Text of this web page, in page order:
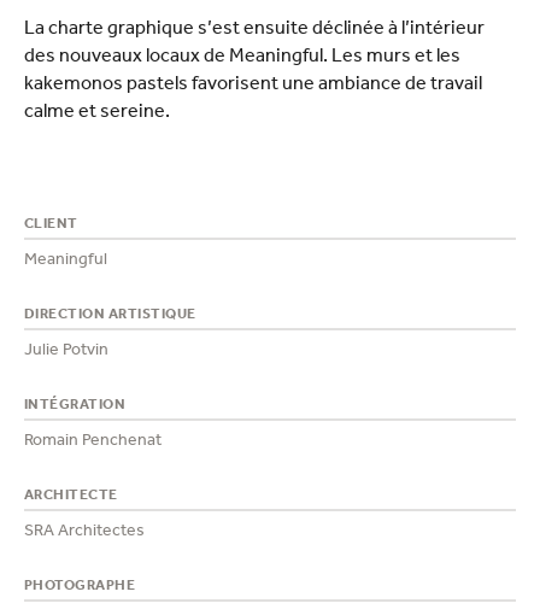
La charte graphique s’est ensuite déclinée à l’intérieur
des nouveaux locaux de Meaningful. Les murs et les
kakemonos pastels favorisent une ambiance de travail
calme et sereine.
CLIENT
Meaningful
DIRECTION ARTISTIQUE
Julie Potvin
INTÉGRATION
Romain Penchenat
ARCHITECTE
SRA Architectes
PHOTOGRAPHE